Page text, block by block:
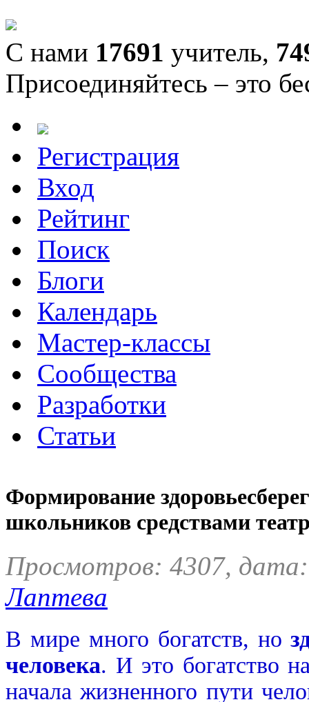
С нами 17691 учитель,
Присоединяйтесь – это
Регистрация
Вход
Рейтинг
Поиск
Блоги
Календарь
Мастер-классы
Сообщества
Разработки
Статьи
Формирование
школьников средствами
Просмотров: 4307,
Лаптева
В мире много богатств, но
человека. И это богатство
начала жизненного пути